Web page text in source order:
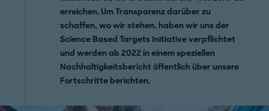
erreichen. Um Transparenz darüber zu
schaffen, wo wir stehen, haben wir uns der
Science Based Targets Initiative verpflichtet
und werden ab 2022 in einem speziellen
Nachhaltigkeitsbericht öffentlich über unsere
Fortschritte berichten.